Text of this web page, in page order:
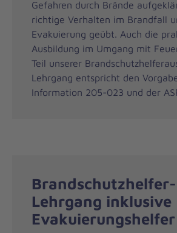
Gefahren durch Brände
richtige Verhalten im Brandfall
Evakuierung geübt. Auch die
Ausbildung im Umgang mit
Teil unserer
Lehrgang entspricht den
Information 205-023 und der
Brandschutzhelfer-
Lehrgang inklusive
Evakuierungshelfer